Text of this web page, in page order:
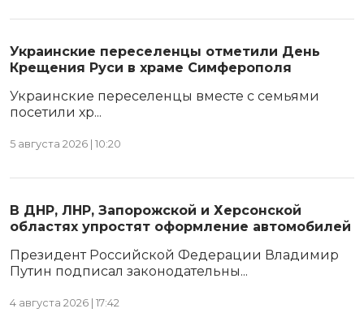
Украинские переселенцы отметили День
Крещения Руси в храме Симферополя
Украинские переселенцы вместе с семьями
посетили хр...
5 августа 2026 | 10:20
В ДНР, ЛНР, Запорожской и Херсонской
областях упростят оформление автомобилей
Президент Российской Федерации Владимир
Путин подписал законодательны...
4 августа 2026 | 17:42